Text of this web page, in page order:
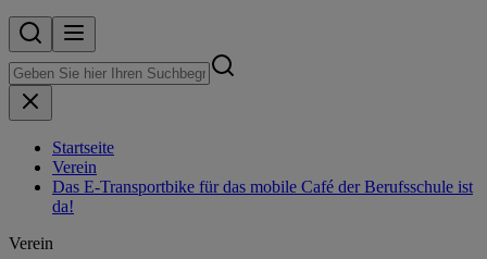
Startseite
Verein
Das E-Transportbike für das mobile Café der Berufsschule ist
da!
Verein